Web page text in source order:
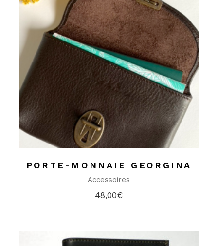
PORTE-MONNAIE GEORGINA
Accessoires
48,00€